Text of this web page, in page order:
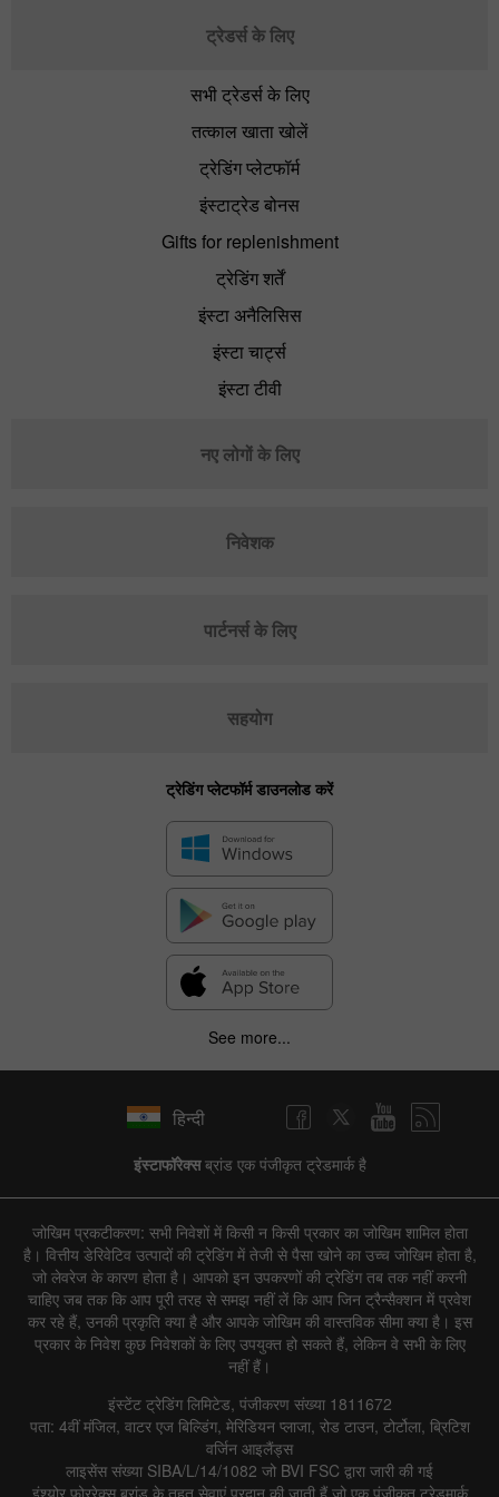
ट्रेडर्स के लिए
सभी ट्रेडर्स के लिए
तत्काल खाता खोलें
ट्रेडिंग प्लेटफॉर्म
इंस्टाट्रेड बोनस
Gifts for replenishment
ट्रेडिंग शर्तें
इंस्टा अनैलिसिस
इंस्टा चार्ट्स
इंस्टा टीवी
नए लोगों के लिए
निवेशक
पार्टनर्स के लिए
सहयोग
ट्रेडिंग प्लेटफॉर्म डाउनलोड करें
See more...
हिन्दी
इंस्टाफॉरेक्सब्रांड एक पंजीकृत ट्रेडमार्क है
जोखिम प्रकटीकरण: सभी निवेशों में किसी न किसी प्रकार का जोखिम शामिल होता
है। वित्तीय डेरिवेटिव उत्पादों की ट्रेडिंग में तेजी से पैसा खोने का उच्च जोखिम होता है,
जो लेवरेज के कारण होता है। आपको इन उपकरणों की ट्रेडिंग तब तक नहीं करनी
चाहिए जब तक कि आप पूरी तरह से समझ नहीं लें कि आप जिन ट्रैन्सैक्शन में प्रवेश
कर रहे हैं, उनकी प्रकृति क्या है और आपके जोखिम की वास्तविक सीमा क्या है। इस
प्रकार के निवेश कुछ निवेशकों के लिए उपयुक्त हो सकते हैं, लेकिन वे सभी के लिए
नहीं हैं।
इंस्टेंट ट्रेडिंग लिमिटेड, पंजीकरण संख्या 1811672
पता: 4वीं मंजिल, वाटर एज बिल्डिंग, मेरिडियन प्लाजा, रोड टाउन, टोर्टोला, ब्रिटिश
वर्जिन आइलैंड्स
लाइसेंस संख्या SIBA/L/14/1082 जो BVI FSC द्वारा जारी की गई